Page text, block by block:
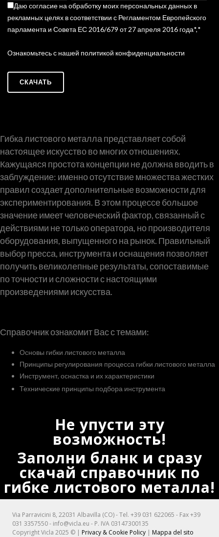
Даю согласие на обработку моих персональных данных в
рекламных целях в соответствии с Регламентом Европейского
парламента и Совета ЕС 2016/679 от 27 апреля 2016 года*,*
Ознакомьтесь с нашей политикой конфиденциальности
Гибка листового металла представляет собой
настоящее искусство во многих отношениях.
Кажущаяся простота концепции не должна вводить в
заблуждение: именно отсутствие множества жестких
правил создает дополнительные возможности для
экспериментирования. В этом процессе большое
значение имеет человеческий фактор, связанный с
действиями не только оператора, но производителя
оборудования, выпущенного на рынок. Правильный
выбор пресса, инструмента и оснащения позволяет
получить великолепные результаты, сопоставимые
по точности и сложности с настоящими
произведениями искусства.
Справочник ознакомит Вас с темами:
Основы гибки листового металла
Принципы регулирования процесса гибки листового металла
Инструмент, оснастка и их характеристики
Технические принципы подбора инструмента
Не упусти эту
возможность!
Заполни бланк и сразу
скачай справочник по
гибке листового металла!
Via Parravicini 8, 22031 Albavilla (CO) - Tel. +39 031 622065 - Fax +39
031 3357550 - info@vicla.eu - P. IVA 03147300135
Copyright Vicla 2025 © | Privacy & Cookie Policy | Mappa del sito